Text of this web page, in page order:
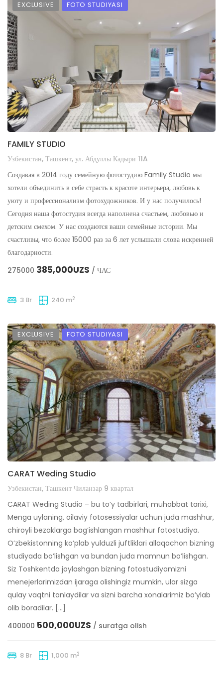
EXCLUSIVE FOTO STUDIYASI
FAMILY STUDIO
Узбекистан, Ташкент, ул. Абдуллы Кадыри 11A
Создавая в 2014 году семейную фотостудию Family Studio мы
хотели объединить в себе страсть к красоте интерьера, любовь к
уюту и профессионализм фотохудожников. И у нас получилось!
Сегодня наша фотостудия всегда наполнена счастьем, любовью и
детским смехом. У нас создаются ваши семейные истории. Мы
счастливы, что более 15000 раз за 6 лет услышали слова искренней
благодарности.
275000 385,000UZS / ЧАС
3 Br 240 m2
EXCLUSIVE FOTO STUDIYASI
CARAT Weding Studio
Узбекистан, Ташкент Чиланзар 9 квартал
CARAT Weding Studio – bu to’y tadbirlari, muhabbat tarixi,
Menga uylaning, oilaviy fotosessiyalar uchun juda mashhur,
chiroyli bezaklarga bag’ishlangan mashhur fotostudiya.
O’zbekistonning ko’plab yulduzli juftliklari allaqachon bizning
studiyada bo’lishgan va bundan juda mamnun bo’lishgan.
Siz Toshkentda joylashgan bizning fotostudiyamizni
menejerlarimizdan ijaraga olishingiz mumkin, ular sizga
qulay vaqtni tanlaydilar va sizni barcha xonalarimiz bo’ylab
olib boradilar. […]
400000 500,000UZS / suratga olish
8 Br 1,000 m2